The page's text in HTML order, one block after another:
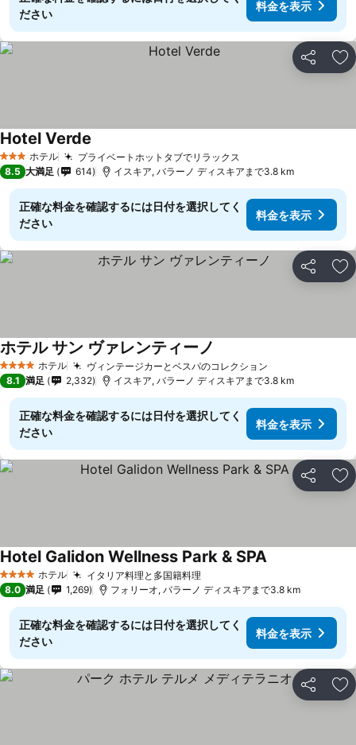
ださい
料金を表示
シェア お
3 ホテルのランク
ホテル プライベートホットタブでリラックス
Hotel Verde
8.5 大満足 614 イスキア, バラーノ ディスキアまで3.8 km
正確な料金を確認するには日付を選択してく
ださい
料金を表示
シェア お
4 ホテルのランク
ホテル ヴィンテージカーとベスパのコレクション
ホテル サン ヴァレンティーノ
8.1 満足 2,332 イスキア, バラーノ ディスキアまで3.8 km
正確な料金を確認するには日付を選択してく
ださい
料金を表示
シェア お
4 ホテルのランク
ホテル イタリア料理と多国籍料理
Hotel Galidon Wellness Park & SPA
8.0 満足 1,269 フォリーオ, バラーノ ディスキアまで3.8 km
正確な料金を確認するには日付を選択してく
ださい
料金を表示
シェア お